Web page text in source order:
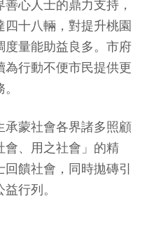
心人士的鼎力支持，
十八輛，對提升桃園
度量能助益良多。市府
為行動不便市民提供更
承蒙社會各界諸多照顧
會、用之社會」的精
饋社會，同時拋磚引
行列。